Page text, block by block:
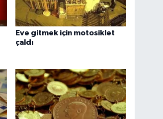
Eve gitmek için motosiklet
çaldı